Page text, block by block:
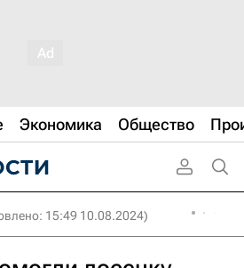
Экономика Общество
15:49 10.08.2024)